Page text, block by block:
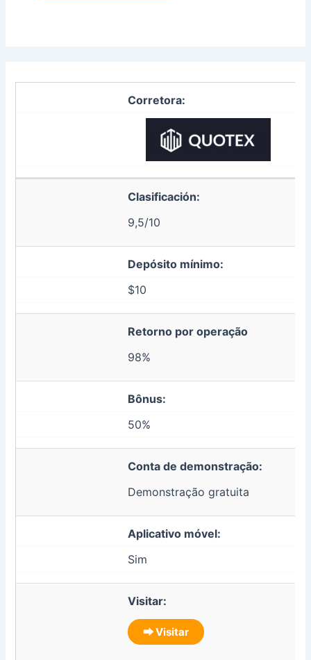
Corretora:
Clasificación:
9,5/10
Depósito mínimo:
$10
Retorno por operação
98%
Bônus:
50%
Conta de demonstração:
Demonstração gratuita
Aplicativo móvel:
Sim
Visitar:
⮕ Visitar